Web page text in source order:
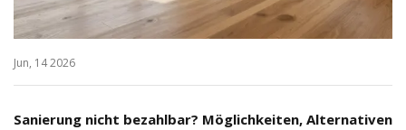
Jun, 14 2026
Sanierung nicht bezahlbar? Möglichkeiten, Alternativen